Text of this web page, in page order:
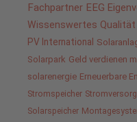
Fachpartner EEG
Wissenswertes Qualität
PV International
Solarpark Geld verdienen
solarenergie Erneuerbare
Stromspeicher
Solarspeicher